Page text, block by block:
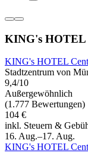
KING's HOTEL
KING's HOTEL
Stadtzentrum von
9,4/10
Außergewöhnlich
(1.777 Bewertungen)
104 €
inkl. Steuern &
16. Aug.–17. Aug.
KING's HOTEL